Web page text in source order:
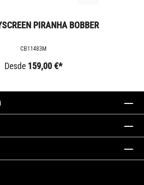
PIRANHA BOBBER
CB11483M
Desde 159,00 €*